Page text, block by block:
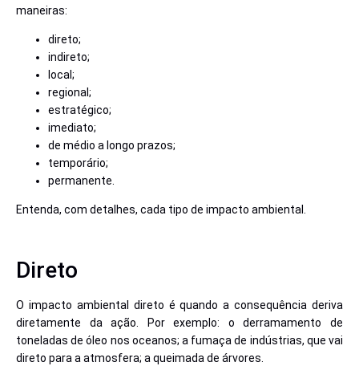
maneiras:
direto;
indireto;
local;
regional;
estratégico;
imediato;
de médio a longo prazos;
temporário;
permanente.
Entenda, com detalhes, cada tipo de impacto ambiental.
Direto
O impacto ambiental direto é quando a consequência deriva
diretamente da ação. Por exemplo: o derramamento de
toneladas de óleo nos oceanos; a fumaça de indústrias, que vai
direto para a atmosfera; a queimada de árvores.